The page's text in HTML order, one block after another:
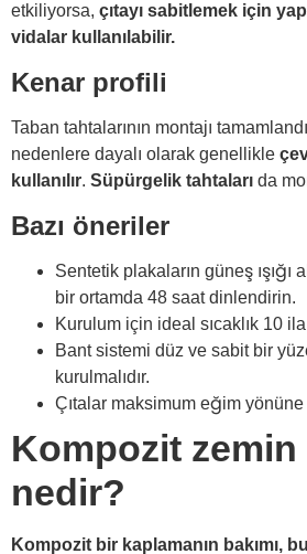
etkiliyorsa, çıtayı sabitlemek için
vidalar kullanılabilir.
Kenar profili
Taban tahtalarının montajı
nedenlere dayalı olarak genellikle
kullanılır. Süpürgelik tahtaları da
Bazı öneriler
Sentetik plakaların güneş ışığı
bir ortamda 48 saat dinlendirin.
Kurulum için ideal sıcaklık 10 ila
Bant sistemi düz ve sabit bir
kurulmalıdır.
Çıtalar maksimum eğim yönüne
Kompozit zemin
nedir?
Kompozit bir kaplamanın bakımı,